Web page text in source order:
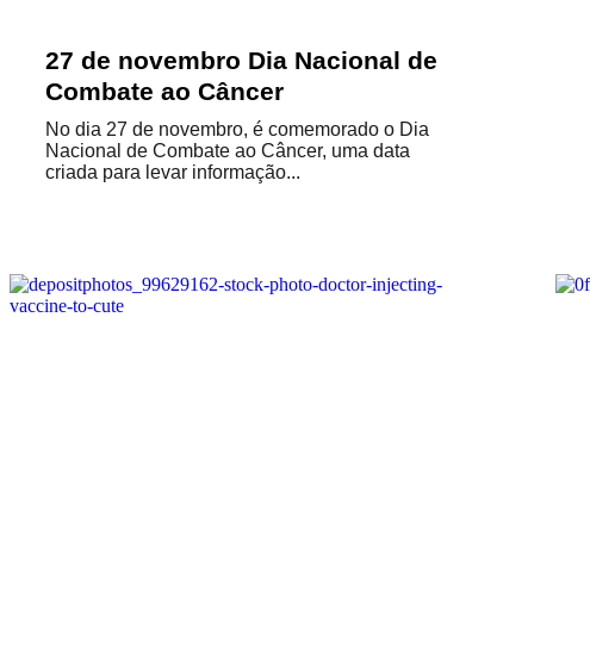
27 de novembro Dia Nacional de
Combate ao Câncer
No dia 27 de novembro, é comemorado o Dia
Nacional de Combate ao Câncer, uma data
criada para levar informação...